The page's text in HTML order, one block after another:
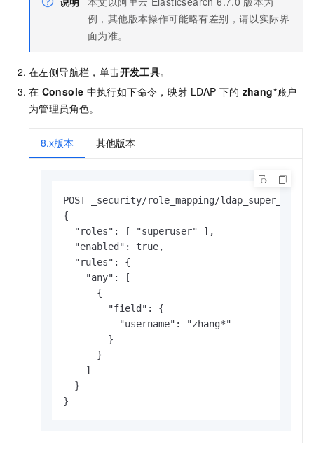
例，其他版本操作可能略有差别，请以实际界
面为准。
在左侧导航栏，单击开发工具。
在 Console 中执行如下命令，映射 LDAP 下的 zhang*账户
为管理员角色。
8.x版本 其他版本
POST _security/role_mapping/
{
  "roles": [ "superuser" ],
  "enabled": true,
  "rules": {
    "any": [
      {
        "field": {
          "username": "zhang*"
        }
      }
    ]
  }
}